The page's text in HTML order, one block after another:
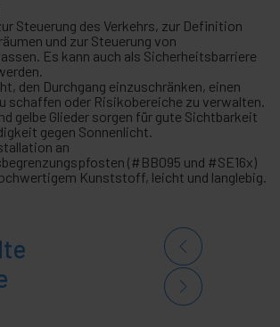
Steuerung des Verkehrs, zur Definition
und zur Steuerung von
Es kann auch als Sicherheitsbarriere
den Durchgang einzuschränken, einen
schaffen oder Risikobereiche zu verwalten.
gelbe Glieder sorgen für gute Sichtbarkeit
gegen Sonnenlicht.
an
(#BB095 und #SE16x)
Kunststoff, leicht und langlebig.